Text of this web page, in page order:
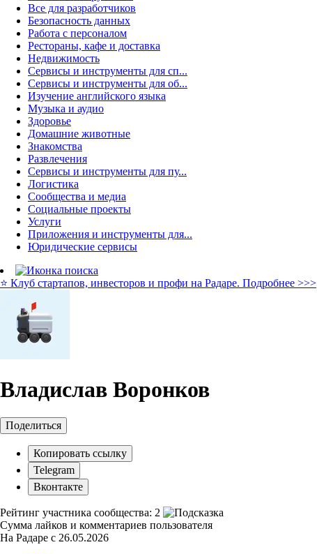
Все для разработчиков
Безопасность данных
Работа с персоналом
Рестораны, кафе и доставка
Недвижимость
Сервисы и инструменты для сп...
Сервисы и инструменты для об...
Изучение английского языка
Музыка и аудио
Здоровье
Домашние животные
Знакомства
Развлечения
Сервисы и инструменты для пу...
Логистика
Сообщества и медиа
Социальные проекты
Услуги
Приложения и инструменты для...
Юридические сервисы
⭐️ Клуб стартапов, инвесторов и профи на Радаре. Подробнее >>>
Владислав Воронков
Поделиться
Копировать ссылку
Telegram
Вконтакте
Рейтинг участника сообщества: 2
Сумма лайков и комментариев пользователя
На Радаре с 26.05.2026